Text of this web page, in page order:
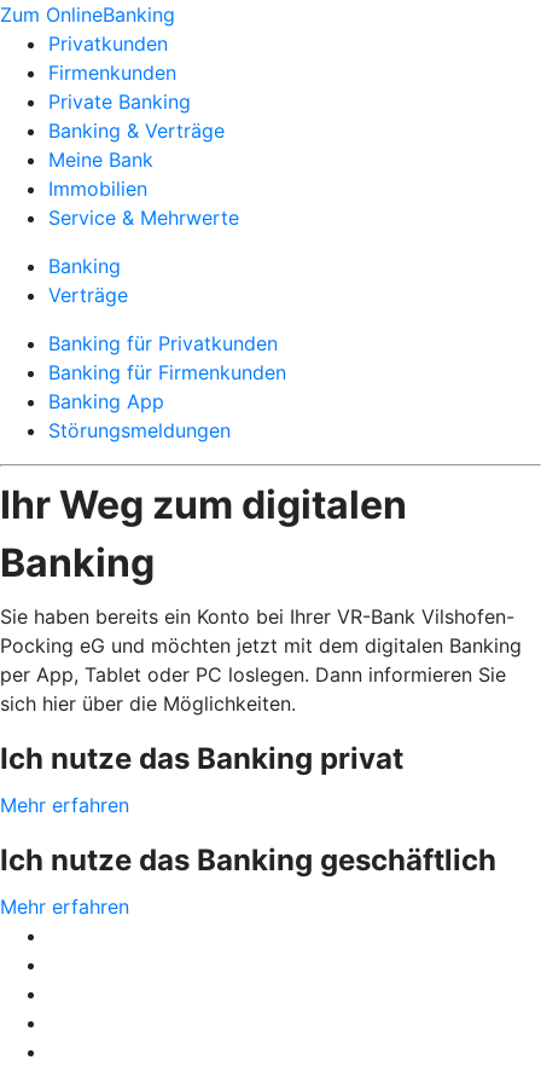
Zum OnlineBanking
Privatkunden
Firmenkunden
Private Banking
Banking & Verträge
Meine Bank
Immobilien
Service & Mehrwerte
Banking
Verträge
Banking für Privatkunden
Banking für Firmenkunden
Banking App
Störungsmeldungen
Ihr Weg zum digitalen
Banking
Sie haben bereits ein Konto bei Ihrer VR-Bank Vilshofen-
Pocking eG und möchten jetzt mit dem digitalen Banking
per App, Tablet oder PC loslegen. Dann informieren Sie
sich hier über die Möglichkeiten.
Ich nutze das Banking privat
Mehr erfahren
Ich nutze das Banking geschäftlich
Mehr erfahren